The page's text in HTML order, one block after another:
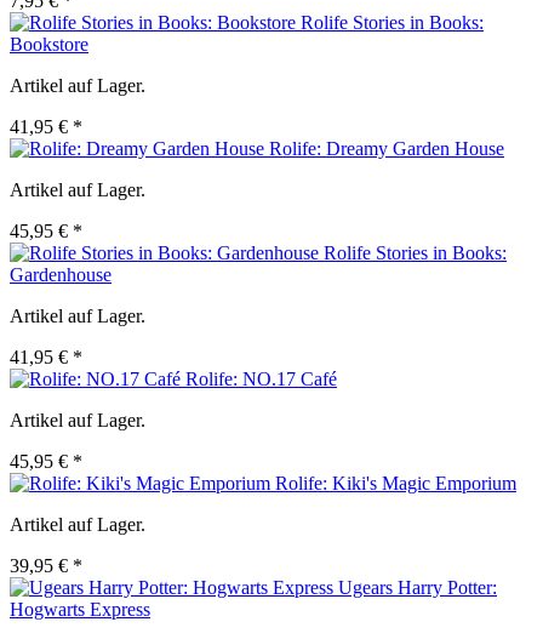
Rolife Stories in Books:
Bookstore
Artikel auf Lager.
41,95 € *
Rolife: Dreamy Garden House
Artikel auf Lager.
45,95 € *
Rolife Stories in Books:
Gardenhouse
Artikel auf Lager.
41,95 € *
Rolife: NO.17 Café
Artikel auf Lager.
45,95 € *
Rolife: Kiki's Magic Emporium
Artikel auf Lager.
39,95 € *
Ugears Harry Potter:
Hogwarts Express